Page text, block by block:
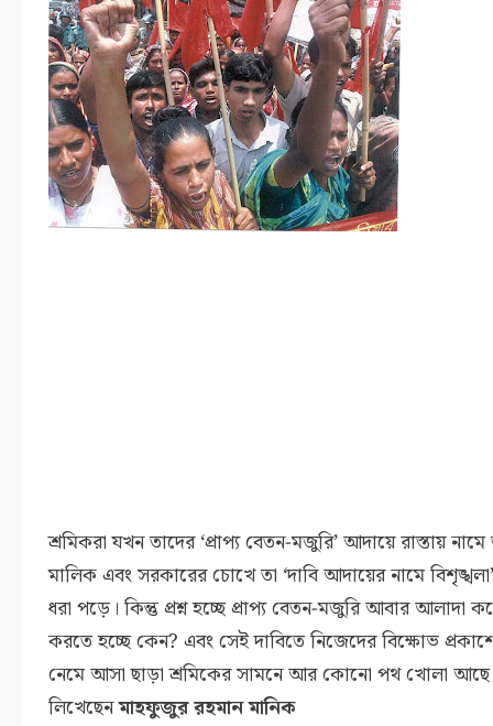
শ্রমিকরা যখন তাদের ‘প্রাপ্য বেতন-মজুরি’ আদায়ে রাস্তায়
মালিক এবং সরকারের চোখে তা ‘দাবি আদায়ের নামে
ধরা পড়ে। কিন্তু প্রশ্ন হচ্ছে প্রাপ্য বেতন-মজুরি আবার আলাদা
করতে হচ্ছে কেন? এবং সেই দাবিতে নিজেদের বিক্ষোভ
নেমে আসা ছাড়া শ্রমিকের সামনে আর কোনো পথ খোলা আছে
লিখেছেনমাহফুজুর রহমান মানিক